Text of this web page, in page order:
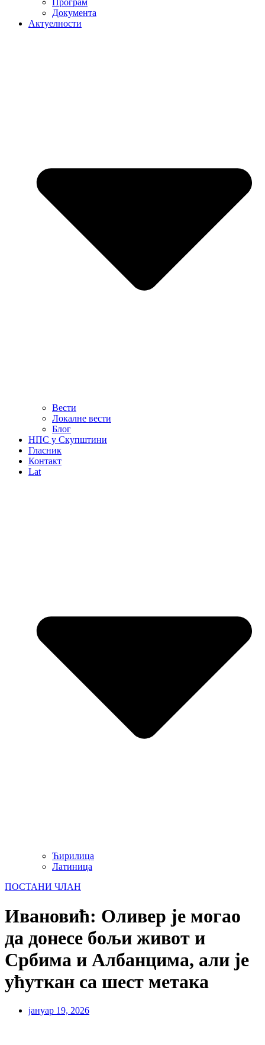
Документа
Актуелности
Вести
Локалне вести
Блог
НПС у Скупштини
Гласник
Контакт
Lat
Ћирилица
Латиница
ПОСТАНИ ЧЛАН
Ивановић: Оливер је могао
да донесе бољи живот и
Србима и Албанцима, али је
ућуткан са шест метака
јануар 19, 2026